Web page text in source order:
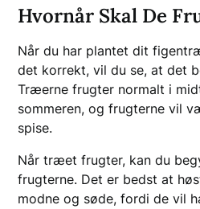
Hvornår Skal De
Når du har plantet dit
det korrekt, vil du se, at det
Træerne frugter normalt i
sommeren, og frugterne vil
spise.
Når træet frugter, kan du
frugterne. Det er bedst at
modne og søde, fordi de vil